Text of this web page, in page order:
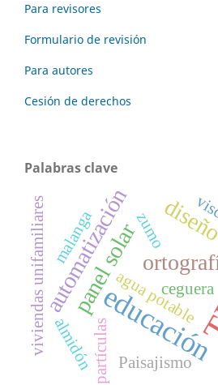
Para revisores
Formulario de revisión
Para autores
Cesión de derechos
Palabras clave
educación
panel solar
automatización
partículas
agua potable
malanga
Paisajismo
viviendas unifamiliares almidón
ceguera
zumo